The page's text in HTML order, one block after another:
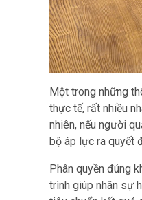
Một trong những
thực tế, rất nhiều
nhiên, nếu người
bộ áp lực ra quyết
Phân quyền đúng
trình giúp nhân sự